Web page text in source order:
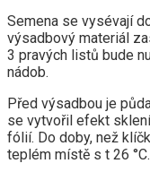
Semena se vysévají
výsadbový materiál
3 pravých listů bude
nádob.
Před výsadbou je
se vytvořil efekt
fólií. Do doby, než
teplém místě s t 26 °C.